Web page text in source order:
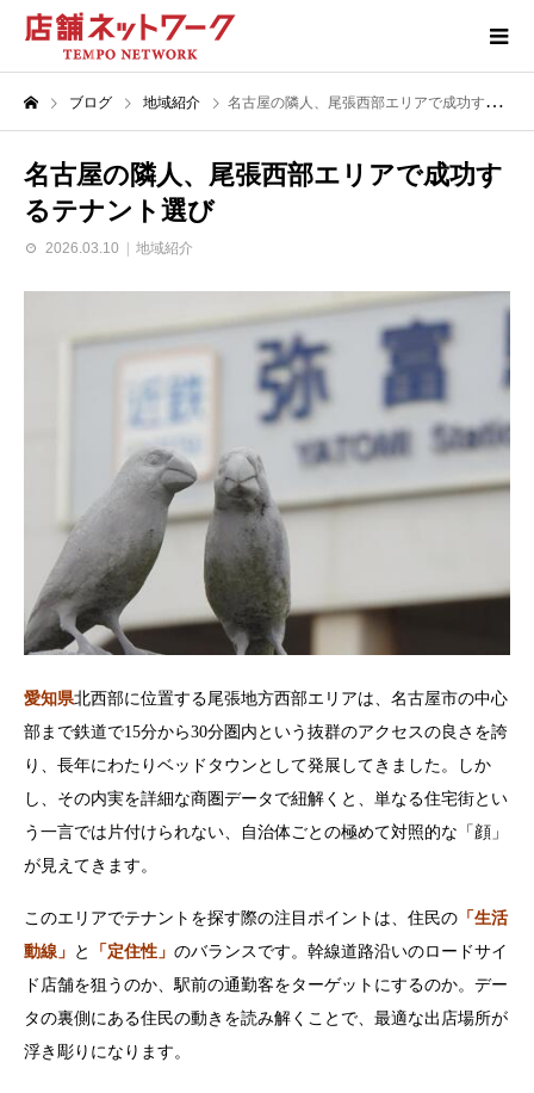
ブログ 地域紹介 名古屋の隣人、尾張西部エリアで成功するテナント選び
名古屋の隣人、尾張西部エリアで成功す
るテナント選び
2026.03.10 地域紹介
愛知県北西部に位置する尾張地方西部エリアは、名古屋市の中心
部まで鉄道で15分から30分圏内という抜群のアクセスの良さを誇
り、長年にわたりベッドタウンとして発展してきました。しか
し、その内実を詳細な商圏データで紐解くと、単なる住宅街とい
う一言では片付けられない、自治体ごとの極めて対照的な「顔」
が見えてきます。
このエリアでテナントを探す際の注目ポイントは、住民の 「生活
動線」 と 「定住性」 のバランスです。幹線道路沿いのロードサイ
ド店舗を狙うのか、駅前の通勤客をターゲットにするのか。デー
タの裏側にある住民の動きを読み解くことで、最適な出店場所が
浮き彫りになります。